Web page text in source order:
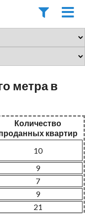
метра в
Количество
квартир
10
9
7
9
21